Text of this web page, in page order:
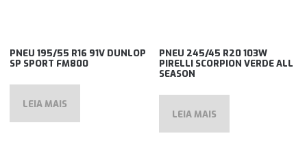
PNEU 195/55 R16 91V DUNLOP
SP SPORT FM800
LEIA MAIS
PNEU 245/45 R20 103W
PIRELLI SCORPION VERDE ALL
SEASON
LEIA MAIS